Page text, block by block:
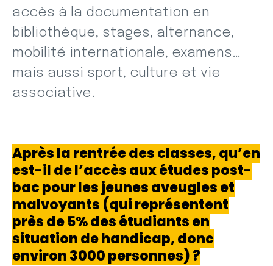
accès à la documentation en
bibliothèque, stages, alternance,
mobilité internationale, examens…
mais aussi sport, culture et vie
associative.
Après la rentrée des classes, qu’en
est-il de l’accès aux études post-
bac pour les jeunes aveugles et
malvoyants (qui représentent
près de 5% des étudiants en
situation de handicap, donc
environ 3000 personnes) ?